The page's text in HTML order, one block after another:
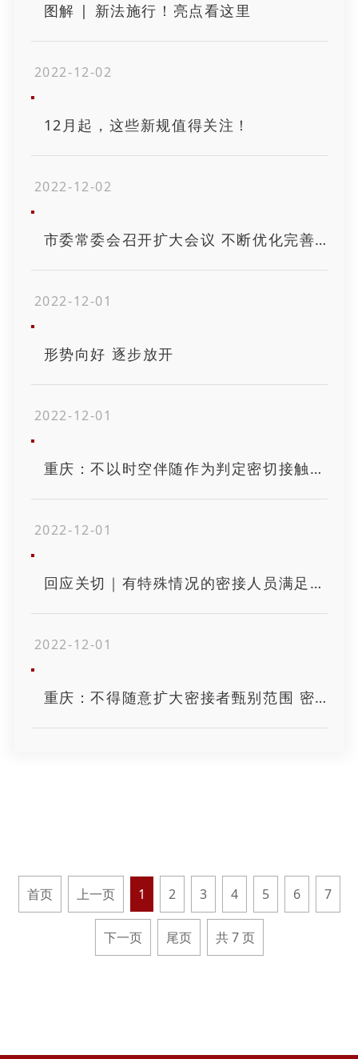
图解 | 新法施行！亮点看这里
2022-12-02
12月起，这些新规值得关注！
2022-12-02
市委常委会召开扩大会议 不断优化完善疫情防控工作举措 尽快有序恢复正常生产生活秩序
2022-12-01
形势向好 逐步放开
2022-12-01
重庆：不以时空伴随作为判定密切接触者的标准
2022-12-01
回应关切｜有特殊情况的密接人员满足这些条件可居家隔离
2022-12-01
重庆：不得随意扩大密接者甄别范围 密接者符合条件可居家隔离
首页 上一页 1 2 3 4 5 6 7
下一页 尾页 共 7 页